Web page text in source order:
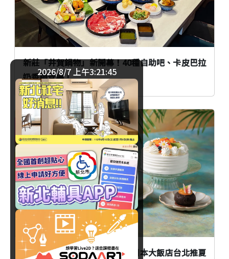
新莊「井賀鍋物」新開幕！40種自助吧、卡皮巴拉
奶香鍋登場！
愛文芒果變身法式甜點！JR東日本大飯店台北推夏
美食
臺北
2026/8/7 上午3:21:46